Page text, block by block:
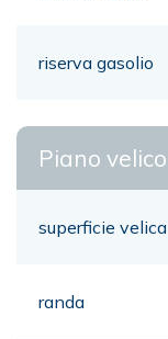
riserva gasolio
Piano velico
superficie velica
randa